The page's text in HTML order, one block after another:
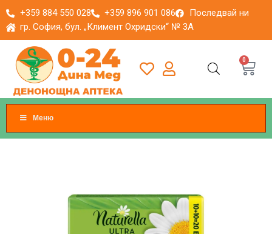
+359 884 550 028 +359 896 901 086
Последвай ни
гр. София, бул. „Климент Охридски“ № 3A
0
Меню